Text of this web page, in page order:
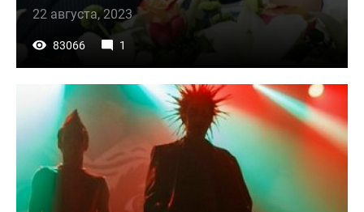
22 августа, 2023
83066 1